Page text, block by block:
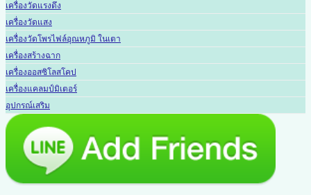
เครื่องวัดแรงดึง
เครื่องวัดแสง
เครื่องวัดโพรไฟล์อุณหภูมิ ในเตา
เครื่องสร้างฉาก
เครื่องออสซิโลสโคป
เครื่องแคลมป์มิเตอร์
อุปกรณ์เสริม